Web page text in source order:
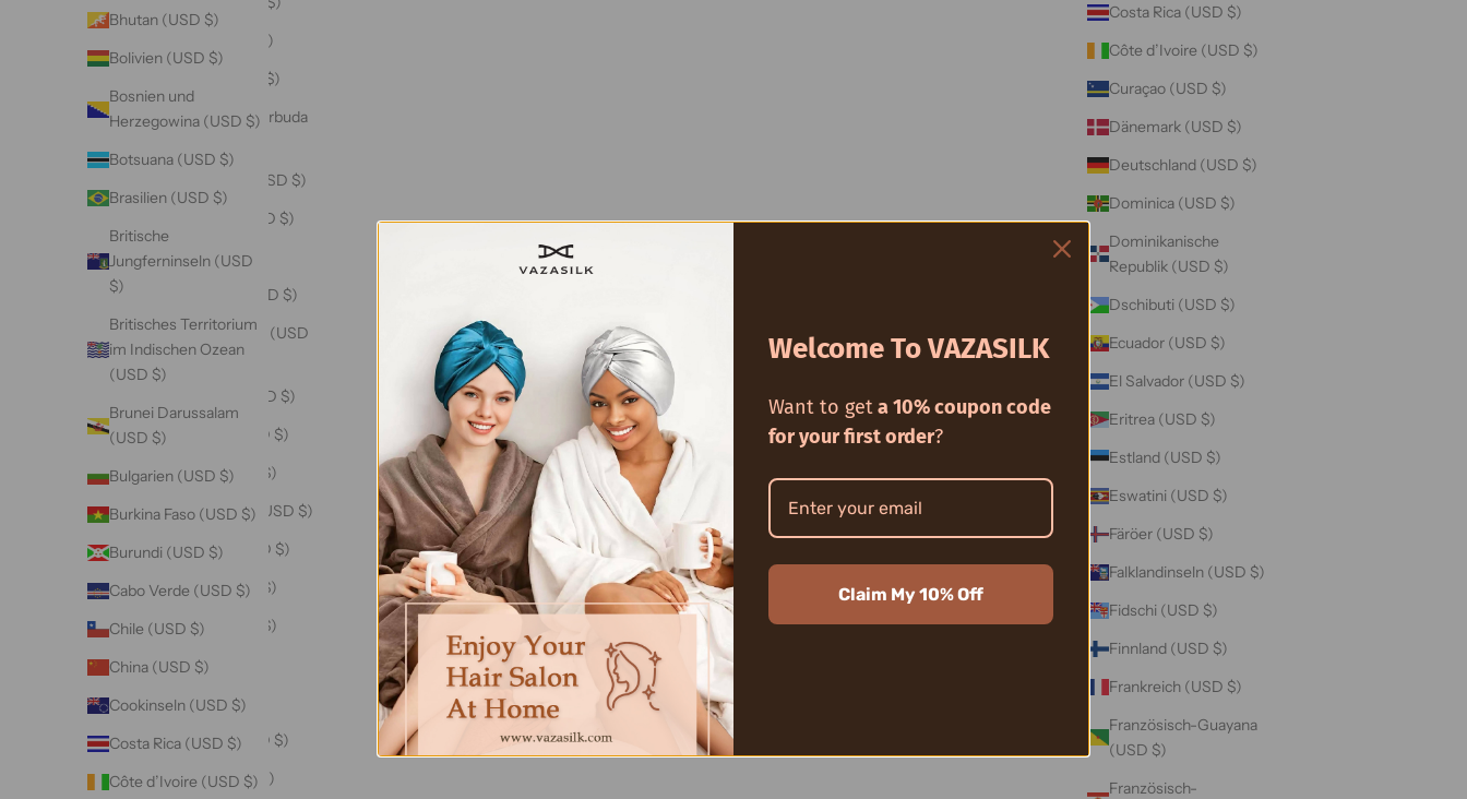
Costa Rica (USD $)
Côte d’Ivoire (USD $)
Curaçao (USD $)
Dänemark (USD $)
Deutschland (USD $)
Dominica (USD $)
Dominikanische
Republik (USD $)
Dschibuti (USD $)
Ecuador (USD $)
El Salvador (USD $)
Eritrea (USD $)
Estland (USD $)
Eswatini (USD $)
Färöer (USD $)
Falklandinseln (USD $)
Fidschi (USD $)
Finnland (USD $)
Frankreich (USD $)
Französisch-Guayana
(USD $)
Französisch-
Bhutan (USD $)
Bolivien (USD $)
Bosnien und
Herzegowina (USD $)
Botsuana (USD $)
Brasilien (USD $)
Britische
Jungferninseln (USD
$)
Britisches Territorium
im Indischen Ozean
(USD $)
Brunei Darussalam
(USD $)
Bulgarien (USD $)
Burkina Faso (USD $)
Burundi (USD $)
Cabo Verde (USD $)
Chile (USD $)
China (USD $)
Cookinseln (USD $)
Costa Rica (USD $)
Côte d’Ivoire (USD $)
Angola (USD $)
Anguilla (USD $)
Antigua und Barbuda
Argentinien (USD $)
Armenien (USD $)
Aruba (USD $)
Ascension (USD $)
Aserbaidschan (USD
$)
Australien (USD $)
Bahamas (USD $)
Bahrain (USD $)
Bangladesch (USD $)
Barbados (USD $)
Belarus (USD $)
Belgien (USD $)
Belize (USD $)
Benin (USD $)
Bermuda (USD $)
Bhutan (USD $)
Welcome To VAZASILK
Want to geta 10% coupon code
for your first order?
Claim My 10% Off